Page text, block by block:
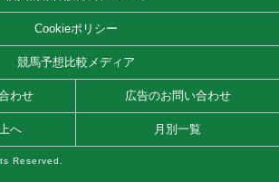
Cookieポリシー
競馬予想比較メディア
わせ 広告のお問い合わせ
へ 月別一覧
Reserved.